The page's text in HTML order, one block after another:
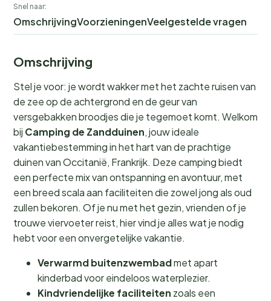
Snel naar:
OmschrijvingVoorzieningenVeelgestelde vragen
Omschrijving
Stel je voor: je wordt wakker met het zachte ruisen van
de zee op de achtergrond en de geur van
versgebakken broodjes die je tegemoet komt. Welkom
bij Camping de Zandduinen, jouw ideale
vakantiebestemming in het hart van de prachtige
duinen van Occitanië, Frankrijk. Deze camping biedt
een perfecte mix van ontspanning en avontuur, met
een breed scala aan faciliteiten die zowel jong als oud
zullen bekoren. Of je nu met het gezin, vrienden of je
trouwe viervoeter reist, hier vind je alles wat je nodig
hebt voor een onvergetelijke vakantie.
Verwarmd buitenzwembadmet apart
kinderbad voor eindeloos waterplezier.
Kindvriendelijke faciliteiten zoals een